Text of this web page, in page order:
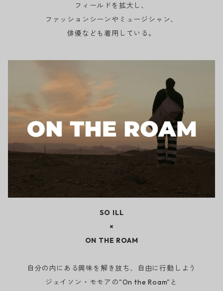
フィールドを拡大し、
ファッションシーンやミュージシャン、
俳優なども着用している。
SO ILL
×
ON THE ROAM
自分の内にある興味を解き放ち、自由に行動しよう
ジェイソン・モモアの"On the Roam"と